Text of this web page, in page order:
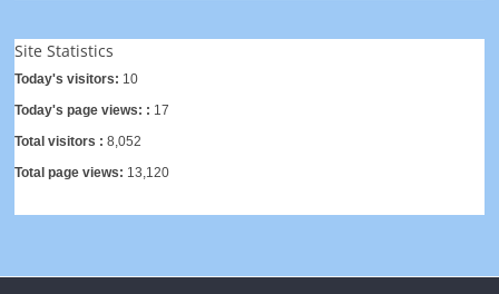
Site Statistics
Today's visitors: 10
Today's page views: : 17
Total visitors :8,052
Total page views: 13,120